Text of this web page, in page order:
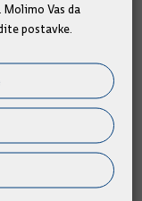
Vas da
postavke.